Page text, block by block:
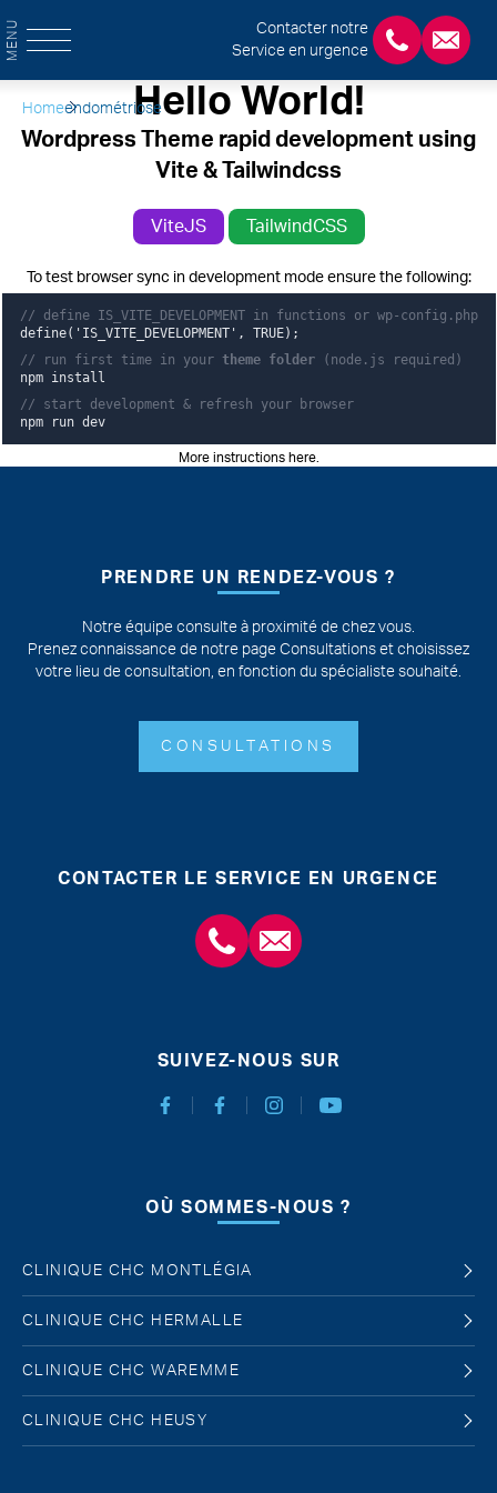
MENU
Contacter notre
Service en urgence
+3243554120
HomeendométrioseHello World!
Wordpress Theme rapid development using
Vite & Tailwindcss
ViteJS TailwindCSS
To test browser sync in development mode ensure the following:
// define IS_VITE_DEVELOPMENT in functions or wp-config.php
define('IS_VITE_DEVELOPMENT', TRUE);
// run first time in your theme folder(node.js required)
npm install
// start development & refresh your browser
npm run dev
More instructions here.
PRENDRE UN RENDEZ-VOUS ?
Notre équipe consulte à proximité de chez vous.
Prenez connaissance de notre page Consultations et choisissez
votre lieu de consultation, en fonction du spécialiste souhaité.
CONSULTATIONS
CONTACTER LE SERVICE EN URGENCE
+3243554120chirabdomle@chc.be
SUIVEZ-NOUS SUR
Facebook Chirurgie Abdominale
Facebook Chirurgie de l'obésité
InstagramYoutube
OÙ SOMMES-NOUS ?
CLINIQUE CHC MONTLÉGIA
CLINIQUE CHC HERMALLE
CLINIQUE CHC WAREMME
CLINIQUE CHC HEUSY